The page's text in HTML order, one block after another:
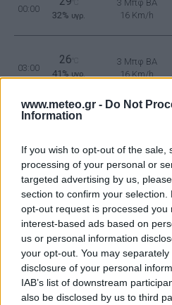
www.meteo.gr - Do Not
Information
If you wish to opt-out of the sale,
processing of your personal or
targeted advertising by us,
section to confirm your
opt-out request is processed you
interest-based ads based on
us or personal information
your opt-out. You may
disclosure of your personal
IAB’s list of downstream
also be disclosed by us to third
00:00
32% υγρ.
3 Μπφ BA
16 Km/h
03:00
26
41% υγρ.
3 Μπφ BA
16 Km/h
23°C
09:00
30
19%υγρ.
9 Km/h
12:00
40°C
14%υγρ.
4 Μπφ B
24 Km/h
15:00
42
12% υγρ.
5 Μπφ B
35 Km/h
55 km/h